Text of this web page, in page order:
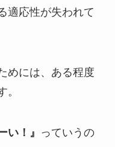
適応性が失われて
めには、ある程度
。
い！』 っていうの